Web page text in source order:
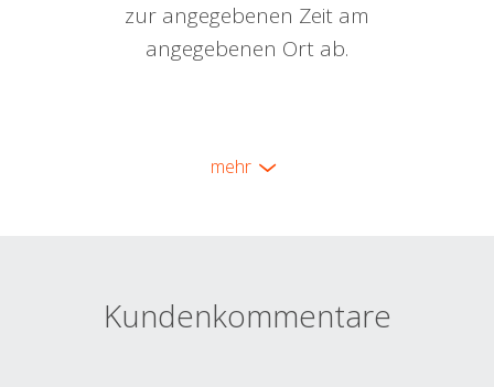
zur angegebenen Zeit am
angegebenen Ort ab.
mehr
Kundenkommentare